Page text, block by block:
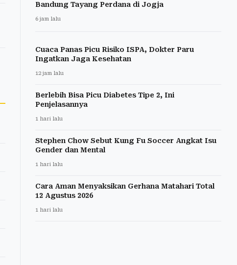
Bandung Tayang Perdana di Jogja
6 jam lalu
Cuaca Panas Picu Risiko ISPA, Dokter Paru
Ingatkan Jaga Kesehatan
12 jam lalu
Berlebih Bisa Picu Diabetes Tipe 2, Ini
Penjelasannya
1 hari lalu
Stephen Chow Sebut Kung Fu Soccer Angkat Isu
Gender dan Mental
1 hari lalu
Cara Aman Menyaksikan Gerhana Matahari Total
12 Agustus 2026
1 hari lalu